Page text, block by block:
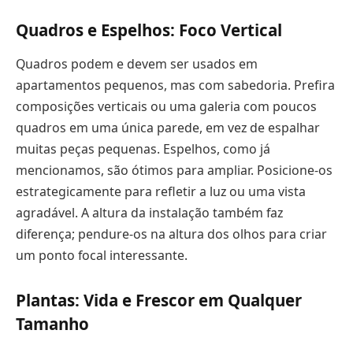
Quadros e Espelhos: Foco Vertical
Quadros podem e devem ser usados em
apartamentos pequenos, mas com sabedoria. Prefira
composições verticais ou uma galeria com poucos
quadros em uma única parede, em vez de espalhar
muitas peças pequenas. Espelhos, como já
mencionamos, são ótimos para ampliar. Posicione-os
estrategicamente para refletir a luz ou uma vista
agradável. A altura da instalação também faz
diferença; pendure-os na altura dos olhos para criar
um ponto focal interessante.
Plantas: Vida e Frescor em Qualquer
Tamanho